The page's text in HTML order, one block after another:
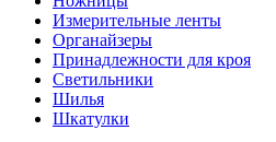
Измерительные ленты
Органайзеры
Принадлежности для кроя
Светильники
Шилья
Шкатулки